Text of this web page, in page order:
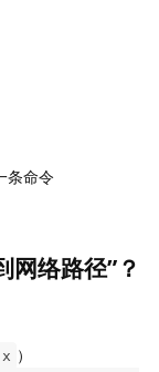
条命令
网络路径”？
）